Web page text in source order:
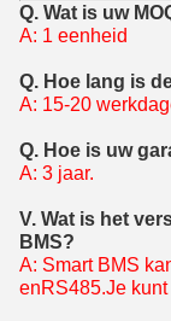
Q. Wat is uw
A: 1 eenheid
Q. Hoe lang is
A: 15-20
Q. Hoe is uw
A: 3 jaar.
V. Wat is het
BMS?
A: Smart BMS
enRS485.Je